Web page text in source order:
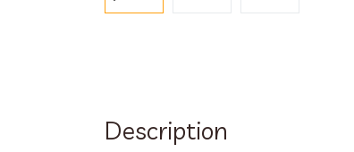
Description